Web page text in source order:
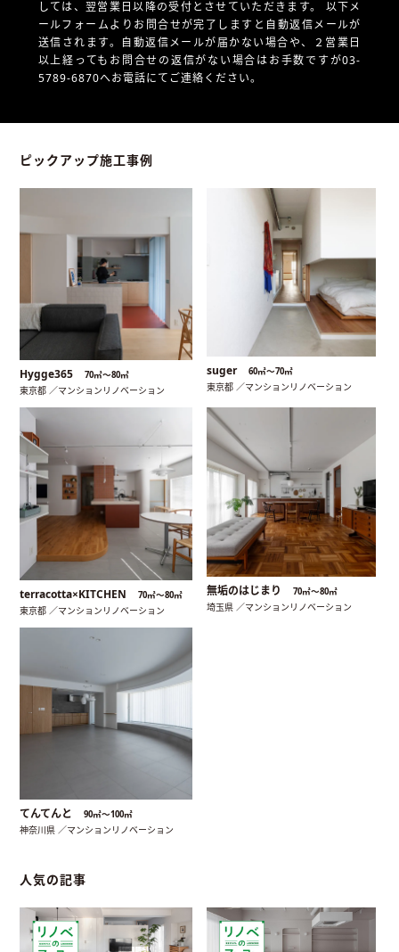
しては、翌営業日以降の受付とさせていただきます。 以下メ
ールフォームよりお問合せが完了しますと自動返信メールが
送信されます。自動返信メールが届かない場合や、
２営業日
以上経ってもお問合せの返信がない場合はお手数ですが03-
5789-6870へお電話にてご連絡ください。
ピックアップ施工事例
Hygge365 70㎡〜80㎡
東京都 ／マンションリノベーション
suger 60㎡〜70㎡
東京都 ／マンションリノベーション
terracotta×KITCHEN 70㎡〜80㎡
東京都 ／マンションリノベーション
無垢のはじまり 70㎡〜80㎡
埼玉県 ／マンションリノベーション
てんてんと 90㎡〜100㎡
神奈川県 ／マンションリノベーション
人気の記事